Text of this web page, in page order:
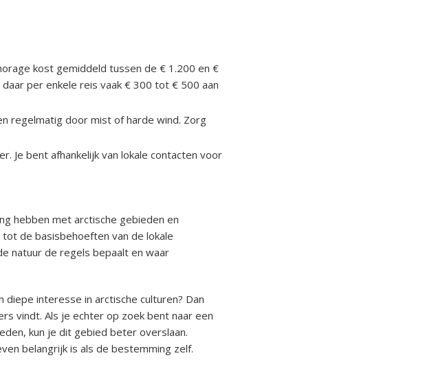
kost gemiddeld tussen de € 1.200 en €
per enkele reis vaak € 300 tot € 500 aan
regelmatig door mist of harde wind. Zorg
Je bent afhankelijk van lokale contacten voor
hebben met arctische gebieden en
de basisbehoeften van de lokale
natuur de regels bepaalt en waar
interesse in arctische culturen? Dan
vindt. Als je echter op zoek bent naar een
kun je dit gebied beter overslaan.
belangrijk is als de bestemming zelf.